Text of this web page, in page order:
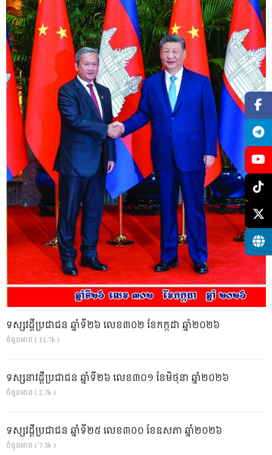
ទស្សវដ្តីប្រជាជន ឆ្នាំទី២៦ លេខ៣០២ ខែកក្កដា ឆ្នាំ២០២៦
ចំនួនអាន ( 11.7k )
ទស្សនាវដ្ដីប្រជាជន ឆ្នាំទី២៦ លេខ៣០១ ខែមិថុនា ឆ្នាំ២០២៦
ចំនួនអាន ( 2.7k )
ទស្សវដ្តីប្រជាជន ឆ្នាំទី២៥ លេខ៣០០ ខែឧសភា ឆ្នាំ២០២៦
ចំនួនអាន ( 7.3k )